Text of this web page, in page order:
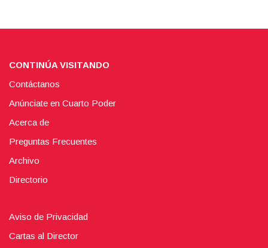
CONTINÚA VISITANDO
Contáctanos
Anúnciate en Cuarto Poder
Acerca de
Preguntas Frecuentes
Archivo
Directorio
Aviso de Privacidad
Cartas al Director